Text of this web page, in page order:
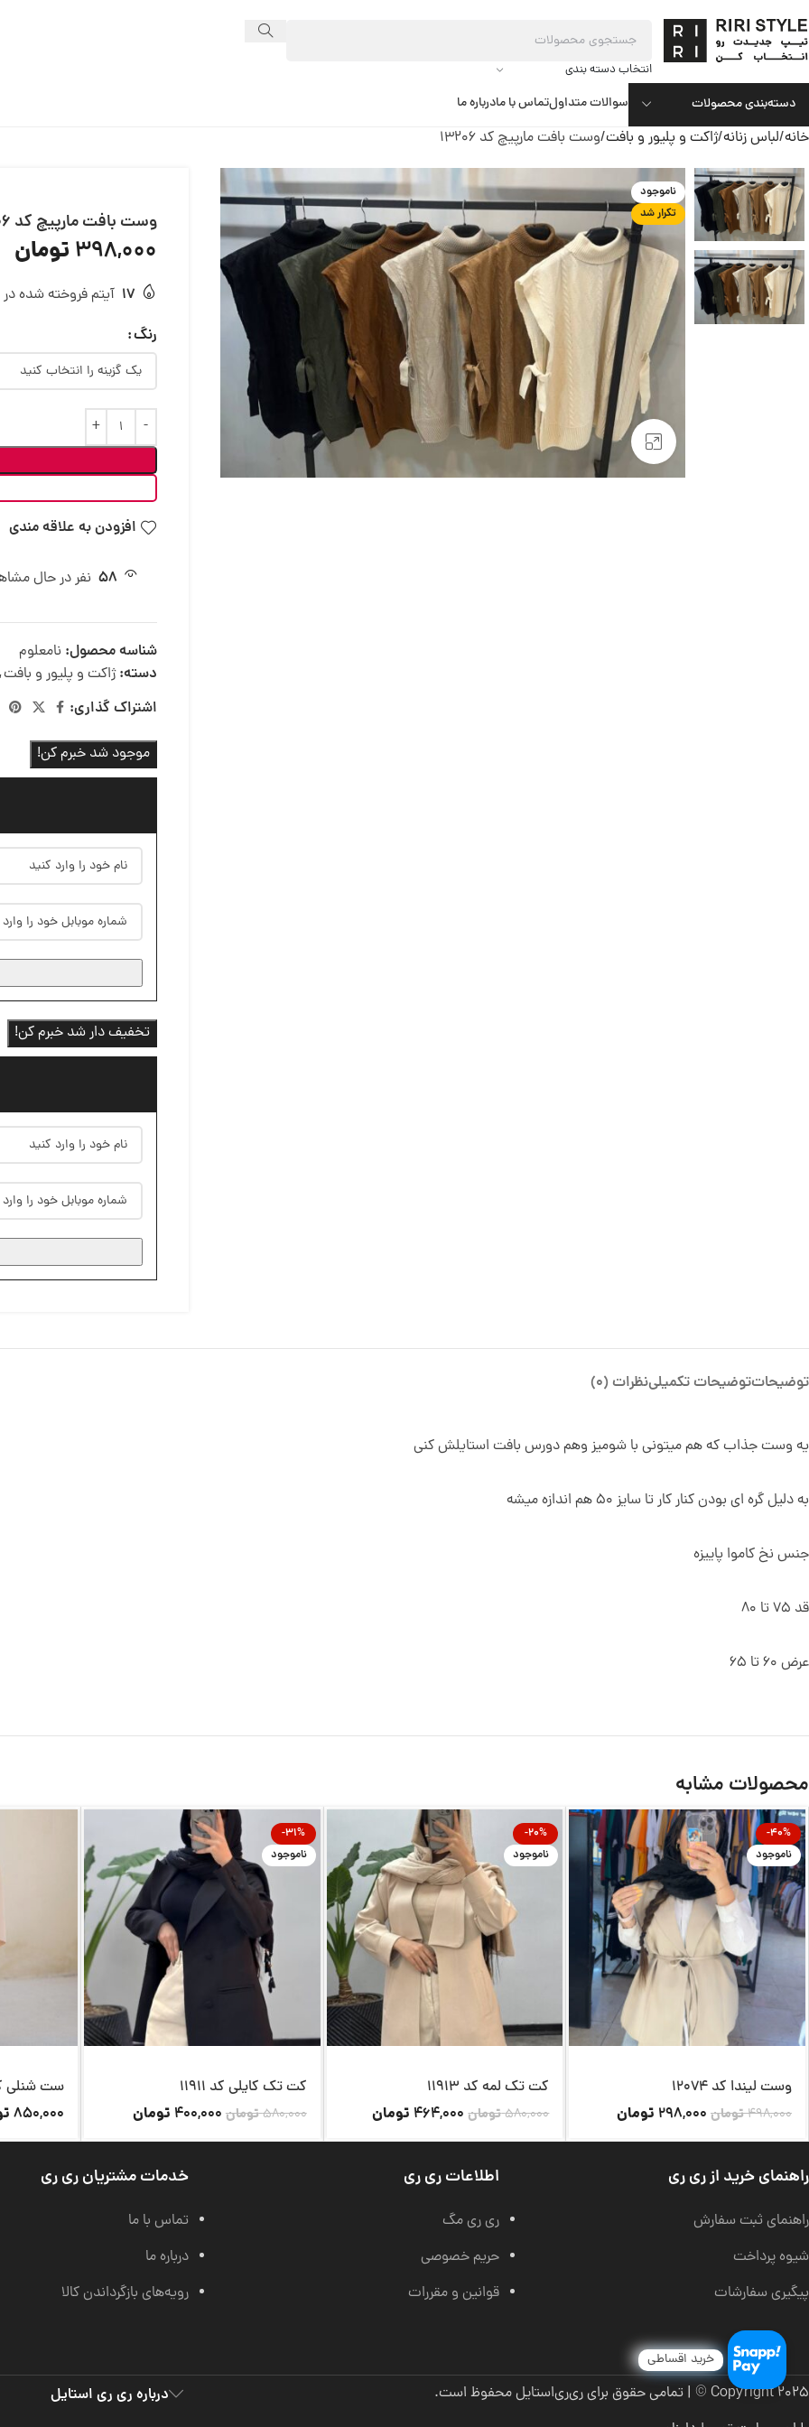
انتخاب دسته بندی
دسته‌بندی محصولات سوالات متداولتماس با مادرباره ما
خانه لباس زنانه ژاکت و پلیور و بافت وست بافت مارپیچ کد 13206
ناموجود
تکرار شد
بزرگنمایی تصویر
وست بافت مارپیچ کد 13206
398,000 تومان
17 آیتم فروخته شده در 24 ساعت
رنگ
افزودن به علاقه مندی
58 نفر در حال
شناسه محصول: نامعلوم
دسته: ژاکت و پلیور و بافت,
اشتراک گذاری:
موجود شد خبرم کن!
تخفیف دار شد خبرم کن!
توضیحاتتوضیحات تکمیلینظرات (0)
یه وست جذاب که هم میتونی با شومیز وهم دورس بافت استایلش کنی
به دلیل گره ای بودن کنار کار تا سایز 50 هم اندازه میشه
جنس نخ کاموا پاییزه
قد 75 تا 80
عرض 60 تا 65
محصولات مشابه
-40%
ناموجود
وست لیندا کد 12074
498,000تومان 298,000 تومان
-20%
ناموجود
کت تک لمه کد 11913
580,000تومان 464,000 تومان
-31%
ناموجود
کت تک کایلی کد 11911
580,000تومان 400,000 تومان
ست شنلی کد
850,000
راهنمای خرید از ری ری
راهنمای ثبت سفارش
شیوه پرداخت
پیگیری سفارشات
اطلاعات ری ری
ری ری مگ
حریم خصوصی
قوانین و مقررات
خدمات مشتریان ری ری
تماس با ما
درباره ما
رویه‌های بازگرداندن کالا
Copyright 2025 © | تمامی حقوق برای ری‌ری‌استایل محفوظ است.
درباره ری ری استایل
خرید اقساطی